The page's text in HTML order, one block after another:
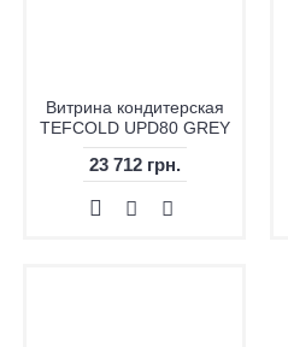
Витрина кондитерская
TEFCOLD UPD80 GREY
23 712 грн.